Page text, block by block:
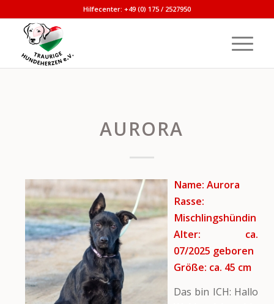
Hilfecenter: +49 (0) 175 / 2527950
AURORA
Name: Aurora
Rasse:
Mischlingshündin
Alter: ca.
07/2025 geboren
Größe: ca. 45 cm
Das bin ICH: Hallo